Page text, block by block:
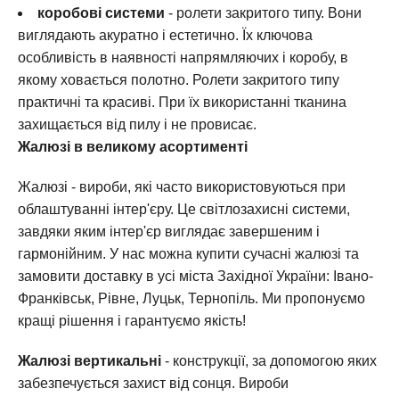
коробові системи - ролети закритого типу. Вони
виглядають акуратно і естетично. Їх ключова
особливість в наявності напрямляючих і коробу, в
якому ховається полотно. Ролети закритого типу
практичні та красиві. При їх використанні тканина
захищається від пилу і не провисає.
Жалюзі в великому асортименті
Жалюзі - вироби, які часто використовуються при
облаштуванні інтер'єру. Це світлозахисні системи,
завдяки яким інтер'єр виглядає завершеним і
гармонійним. У нас можна купити сучасні жалюзі та
замовити доставку в усі міста Західної України: Івано-
Франківськ, Рівне, Луцьк, Тернопіль. Ми пропонуємо
кращі рішення і гарантуємо якість!
Жалюзі вертикальні - конструкції, за допомогою яких
забезпечується захист від сонця. Вироби